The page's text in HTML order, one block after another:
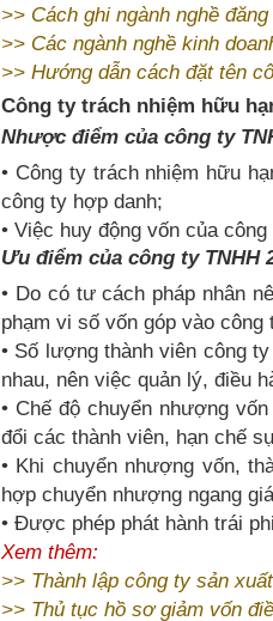
>> Cách ghi ngành nghề
>> Các ngành nghề kinh
>> Hướng dẫn cách đặt tên
Công ty trách nhiệm hữu
Nhược điểm của công ty
• Công ty trách nhiệm hữu
công ty hợp danh;
• Việc huy động vốn của
Ưu điểm của công ty TNHH
• Do có tư cách pháp nhân
phạm vi số vốn góp vào
• Số lượng thành viên công
nhau, nên việc quản lý, điều
• Chế độ chuyển nhượng
đổi các thành viên, hạn chế
• Khi chuyển nhượng vốn,
hợp chuyển nhượng ngang
• Được phép phát hành trái
Xem thêm:
>> Thành lập công ty sản
>> Thủ tục hồ sơ giảm vốn